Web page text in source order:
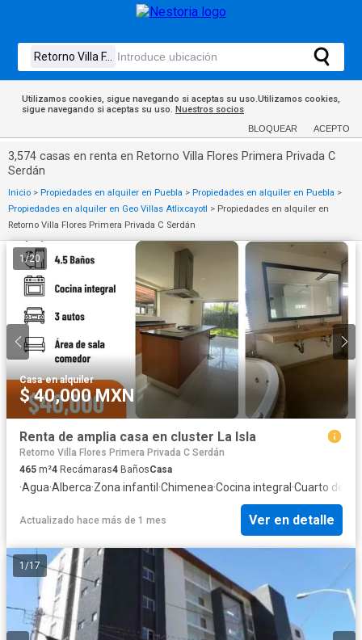
Utilizamos cookies, sigue navegando si aceptas su uso.Utilizamos cookies,
sigue navegando si aceptas su uso. Nuestros socios
BLOQUEAR ACEPTO
3,574 casas en renta en Retorno Villa Flores Primera Privada C
Serdán
Inicio > Propiedades en alquiler en Puebla > Propiedades en alquiler en Puebla >
Propiedades en alquiler en Geo Villas Atlixcayotl > Propiedades en alquiler en
Retorno Villa Flores Primera Privada C Serdán
1/20
Casa·en alquiler
$ 40,000 MXN
Renta de amplia casa en cluster La Isla
Retorno Villa Flores Primera Privada C Serdán
465 m²4 Recámaras4 BañosCasa
·Agua·Alberca·Zona infantil ·Chimenea·Cocina integral ·Cuarto de
Actualizado hace más de 1 mes Ver en detalle
1 /17